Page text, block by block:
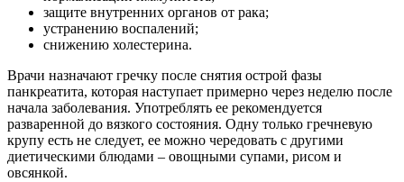
защите внутренних органов от рака;
устранению воспалений;
снижению холестерина.
Врачи назначают гречку после снятия острой фазы
панкреатита, которая наступает примерно через неделю после
начала заболевания. Употреблять ее рекомендуется
разваренной до вязкого состояния. Одну только гречневую
крупу есть не следует, ее можно чередовать с другими
диетическими блюдами – овощными супами, рисом и
овсянкой.